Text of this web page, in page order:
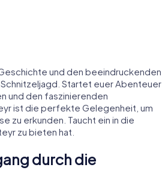
und den beeindruckenden
Startet euer Abenteuer
und den faszinierenden
ist die perfekte Gelegenheit, um
zu erkunden. Taucht ein in die
zu bieten hat.
durch die